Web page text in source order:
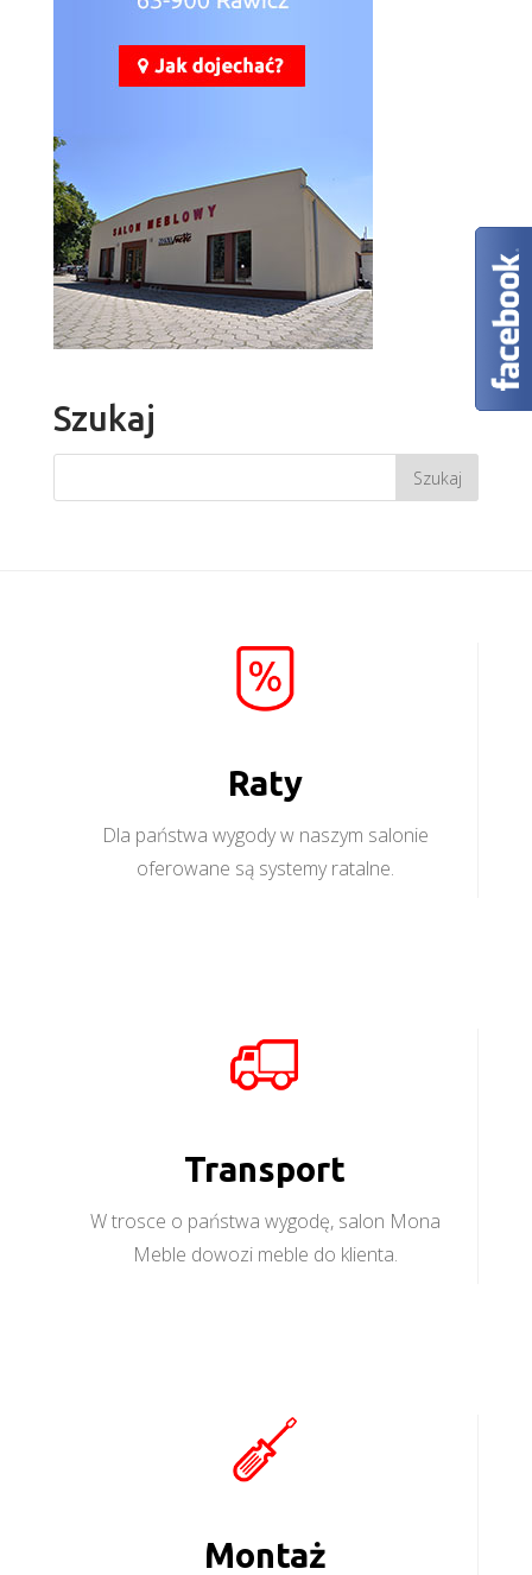
Szukaj
Raty
Dla państwa wygody w naszym salonie
oferowane są systemy ratalne.
Transport
W trosce o państwa wygodę, salon Mona
Meble dowozi meble do klienta.
Montaż